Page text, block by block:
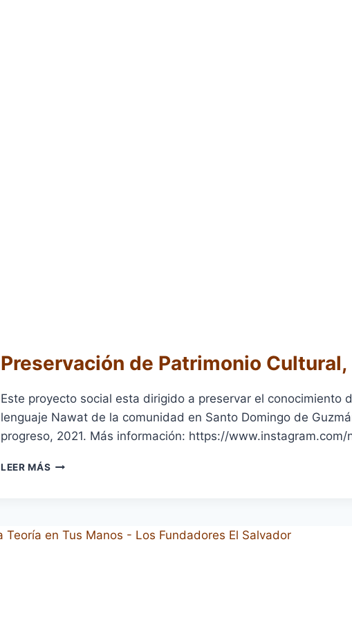
Preservación de Patrimonio
Este proyecto social esta dirigido a preservar el conocimiento
lenguaje Nawat de la comunidad en Santo Domingo de
progreso, 2021. Más información: https://www.instagram.com/
LEER MÁS PRESERVACIÓN
2021